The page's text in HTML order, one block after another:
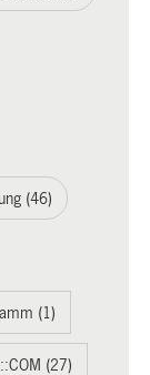
(46)
(1)
(27)